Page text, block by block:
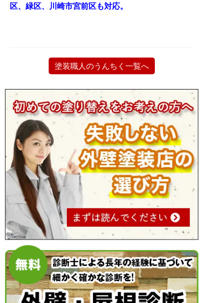
区、緑区、川崎市宮前区も対応。
塗装職人のうんちく一覧へ